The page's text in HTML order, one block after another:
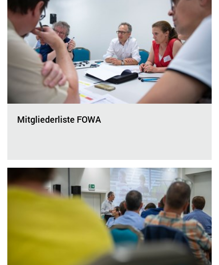
Mitgliederliste FOWA